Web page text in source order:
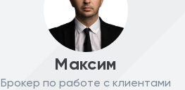
Связаться с
Максим
Брокер по работе с клиентами